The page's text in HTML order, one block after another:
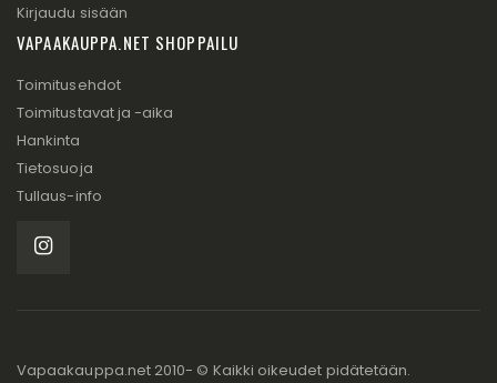
Kirjaudu sisään
VAPAAKAUPPA.NET SHOPPAILU
Toimitusehdot
Toimitustavat ja -aika
Hankinta
Tietosuoja
Tullaus-info
Vapaakauppa.net 2010- © Kaikki oikeudet pidätetään.